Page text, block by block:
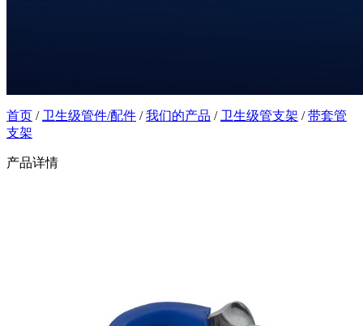
首页 / 卫生级管件/配件 /我们的产品 / 卫生级管支架 /带套管
支架
产品详情